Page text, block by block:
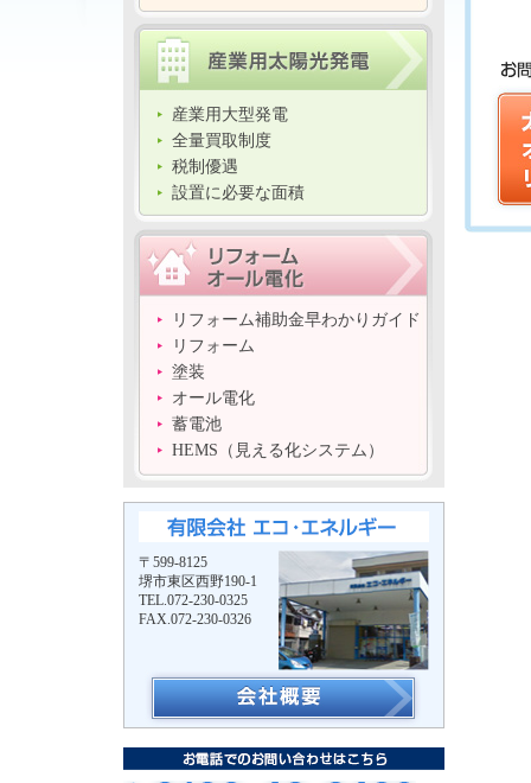
産業用大型発電
全量買取制度
税制優遇
設置に必要な面積
リフォーム補助金早わかりガイド
リフォーム
塗装
オール電化
蓄電池
HEMS（見える化システム）
〒599-8125
堺市東区西野190-1
TEL.072-230-0325
FAX.072-230-0326